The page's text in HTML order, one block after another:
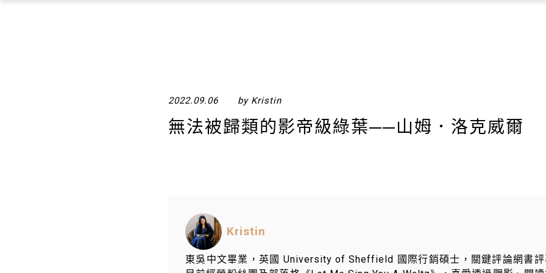
2022.09.06 by Kristin
無法被歸類的影帝級綠葉──山姆．洛克威爾
Kristin
東吳中文畢業，英國 University of Sheffield 國際行銷碩士，關鍵評論網書評